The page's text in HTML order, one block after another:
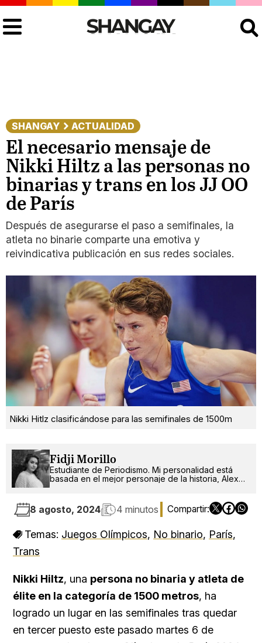
SHANGAY ACTUALIDAD
El necesario mensaje de
Nikki Hiltz a las personas no
binarias y trans en los JJ OO
de París
Después de asegurarse el paso a semifinales, la
atleta no binarie comparte una emotiva y
reivindicativa publicación en sus redes sociales.
Nikki Hitlz clasificándose para las semifinales de 1500m
Fidji Morillo
Estudiante de Periodismo. Mi personalidad está
basada en el mejor personaje de la historia, Alex
8 agosto, 2024 4 minutos
Temas: Juegos Olímpicos, No binario, París,
Trans
Nikki Hiltz, una persona no binaria y atleta de
élite en la categoría de 1500 metros, ha
logrado un lugar en las semifinales tras quedar
en tercer puesto este pasado martes 6 de